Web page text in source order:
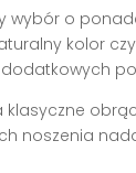
wybór o
kolor
noszenia